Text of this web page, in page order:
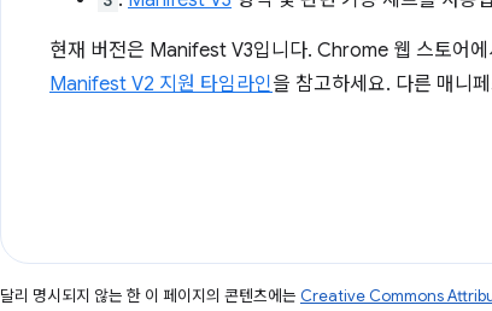
현재 버전은 Manifest V3입니다. Chrome 웹 스토어
Manifest V2 지원 타임라인을 참고하세요. 다른 매니
달리 명시되지 않는 한 이 페이지의 콘텐츠에는 Creative Commons